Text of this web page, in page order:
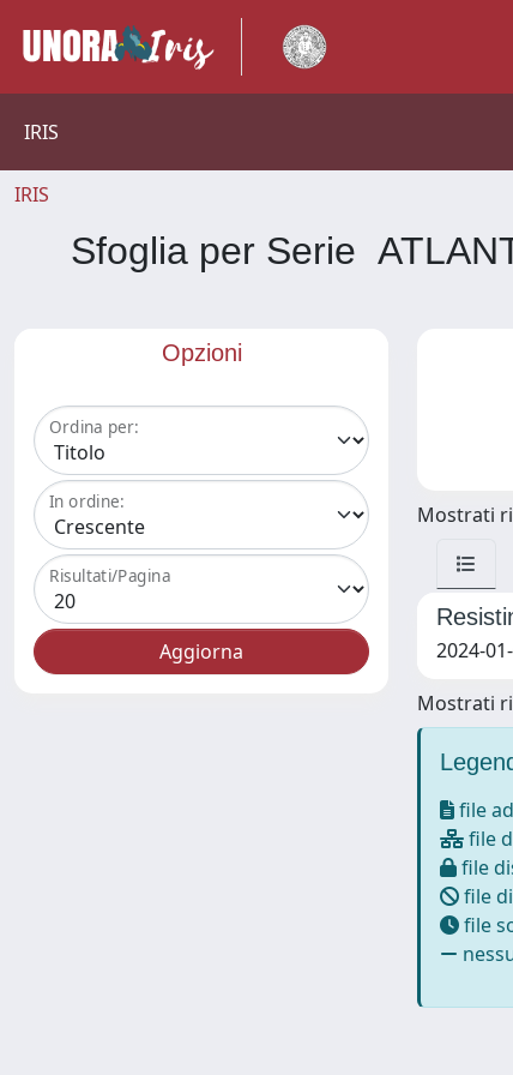
IRIS
IRIS
Sfoglia per Serie
Opzioni
Ordina per:
In ordine:
Risultati/Pagina
Mostrati
2024-
Mostrati
file
file
file
file
file